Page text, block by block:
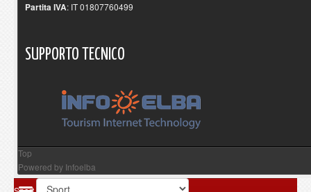
Partita IVA: IT 01807760499
SUPPORTO TECNICO
Top
Powered by Infoelba